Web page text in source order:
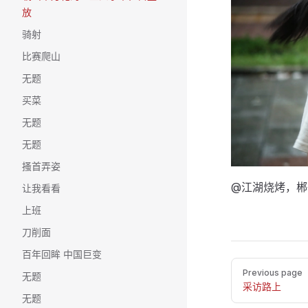
放
骑射
比赛爬山
无题
买菜
无题
无题
搔首弄姿
让我看看
上班
刀削面
百年回眸 中国巨变
无题
无题
@江湖烧烤，
PagerPrevious page
采访路上